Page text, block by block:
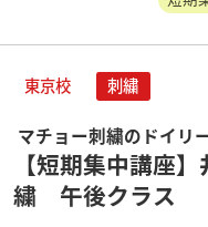
東京校 刺繍
マチョー刺繍のドイリ
【短期集中講座
繍 午後クラス